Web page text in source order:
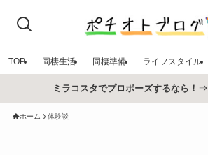
TOP 同棲生活 同棲準備 ライフスタイル
ミラコスタでプロポーズするなら！⇒
ホーム 体験談